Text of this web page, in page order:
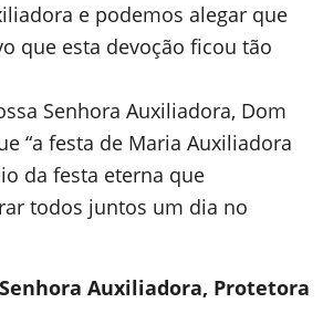
e podemos alegar que
que esta devoção ficou tão
Senhora Auxiliadora, Dom
“a festa de Maria Auxiliadora
da festa eterna que
todos juntos um dia no
Auxiliadora, Protetora